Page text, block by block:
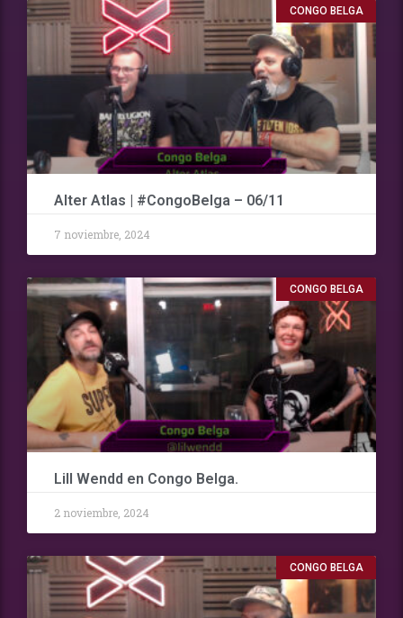
CONGO BELGA
Alter Atlas | #CongoBelga – 06/11
7 noviembre, 2024
CONGO BELGA
Lill Wendd en Congo Belga.
2 noviembre, 2024
CONGO BELGA